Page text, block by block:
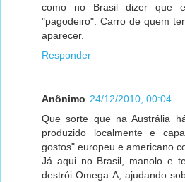
como no Brasil dizer que
"pagodeiro". Carro de quem
aparecer.
Responder
Anônimo 24/12/2010, 00:04
Que sorte que na Austrália
produzido localmente e
gostos" europeu e americano
Já aqui no Brasil, manolo e
destrói Omega A, ajudando